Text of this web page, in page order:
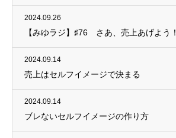
2024.09.26
【みゆラジ】♯76 さあ、売上あげよう！
2024.09.14
売上はセルフイメージで決まる
2024.09.14
ブレないセルフイメージの作り方